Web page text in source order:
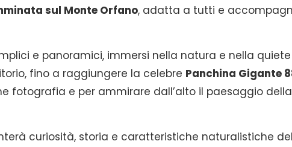
sul Monte Orfano, adatta a tutti e
e panoramici, immersi nella natura e nella
fino a raggiungere la celebre Panchina Gigante
fotografia e per ammirare dall’alto il paesaggio della
curiosità, storia e caratteristiche naturalistiche del